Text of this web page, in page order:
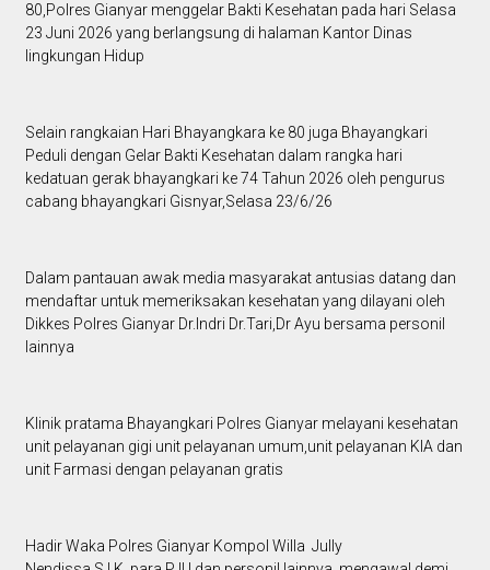
80,Polres Gianyar menggelar Bakti Kesehatan pada hari Selasa
23 Juni 2026 yang berlangsung di halaman Kantor Dinas
lingkungan Hidup
Selain rangkaian Hari Bhayangkara ke 80 juga Bhayangkari
Peduli dengan Gelar Bakti Kesehatan dalam rangka hari
kedatuan gerak bhayangkari ke 74 Tahun 2026 oleh pengurus
cabang bhayangkari Gisnyar,Selasa 23/6/26
Dalam pantauan awak media masyarakat antusias datang dan
mendaftar untuk memeriksakan kesehatan yang dilayani oleh
Dikkes Polres Gianyar Dr.Indri Dr.Tari,Dr Ayu bersama personil
lainnya
Klinik pratama Bhayangkari Polres Gianyar melayani kesehatan
unit pelayanan gigi unit pelayanan umum,unit pelayanan KIA dan
unit Farmasi dengan pelayanan gratis
Hadir Waka Polres Gianyar Kompol Willa Jully